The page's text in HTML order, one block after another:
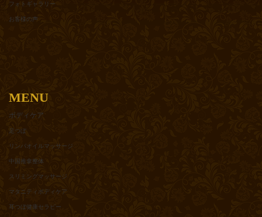
フォトギャラリー
お客様の声
MENU
ボディケア
足つぼ
リンパオイルマッサージ
中国推拿整体
スリミングマッサージ
マタニティボディケア
耳つぼ健康セラピー